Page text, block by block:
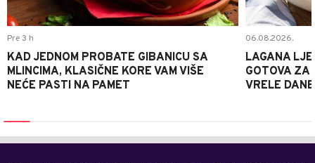
Pre 3 h
KAD JEDNOM PROBATE GIBANICU SA
MLINCIMA, KLASIČNE KORE VAM VIŠE
NEĆE PASTI NA PAMET
06.08.2026.
LAGANA
GOTOVA ZA
VRELE DANE